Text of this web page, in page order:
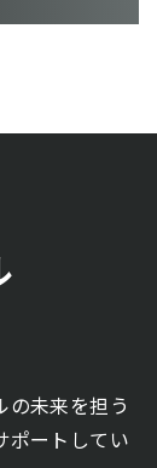
の未来を担う
ポートしてい